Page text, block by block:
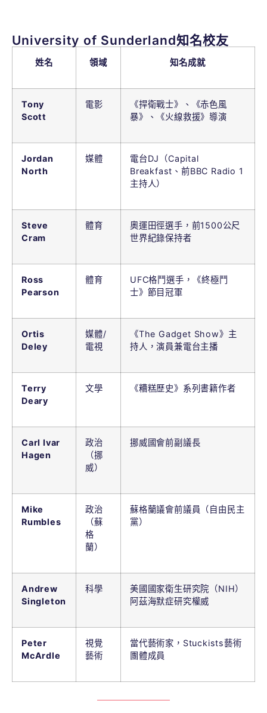
University of Sunderland知名校友
姓名 領域 知名成就
Tony
Scott
電影
《捍衛戰士》、《赤色風
暴》、《火線救援》導演
Jordan
North
媒體
電台DJ（Capital
Breakfast、前BBC Radio 1
主持人）
Steve
Cram
體育
奧運田徑選手，前1500公尺
世界紀錄保持者
Ross
Pearson
體育
UFC格鬥選手，《終極鬥
士》節目冠軍
Ortis
Deley
媒體/
電視
《The Gadget Show》主
持人，演員兼電台主播
Terry
Deary
文學 《糟糕歷史》系列書籍作者
Carl Ivar
Hagen
政治
（挪
威）
挪威國會前副議長
Mike
Rumbles
政治
（蘇
格
蘭）
蘇格蘭議會前議員（自由民主
黨）
Andrew
Singleton
科學
美國國家衛生研究院（NIH）
阿茲海默症研究權威
Peter
McArdle
視覺
藝術
當代藝術家，Stuckists藝術
團體成員